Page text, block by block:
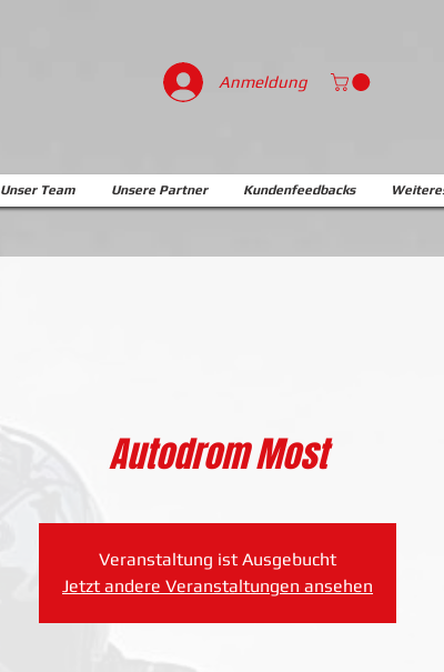
Anmeldung
Unser Team Unsere Partner Kundenfeedbacks
Autodrom Most
Veranstaltung ist Ausgebucht
Jetzt andere Veranstaltungen ansehen